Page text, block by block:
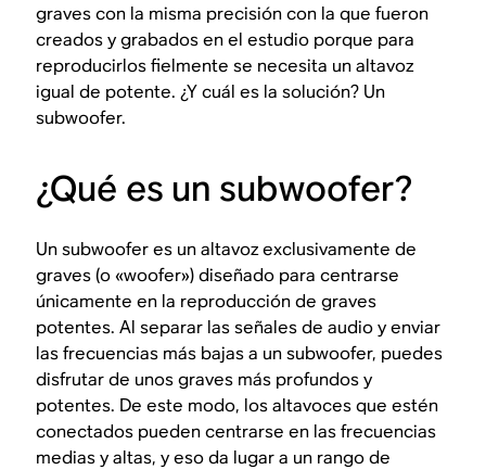
graves con la misma precisión con la que fueron
creados y grabados en el estudio porque para
reproducirlos fielmente se necesita un altavoz
igual de potente. ¿Y cuál es la solución? Un
subwoofer.
¿Qué es un subwoofer?
Un subwoofer es un altavoz exclusivamente de
graves (o «woofer») diseñado para centrarse
únicamente en la reproducción de graves
potentes. Al separar las señales de audio y enviar
las frecuencias más bajas a un subwoofer, puedes
disfrutar de unos graves más profundos y
potentes. De este modo, los altavoces que estén
conectados pueden centrarse en las frecuencias
medias y altas, y eso da lugar a un rango de